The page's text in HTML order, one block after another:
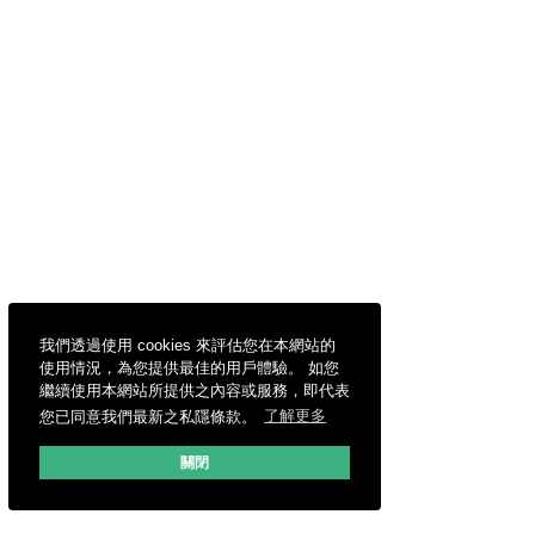
我們透過使用 cookies 來評估您在本網站的
使用情況，為您提供最佳的用戶體驗。 如您
繼續使用本網站所提供之內容或服務，即代表
您已同意我們最新之私隱條款。
了解更多
關閉